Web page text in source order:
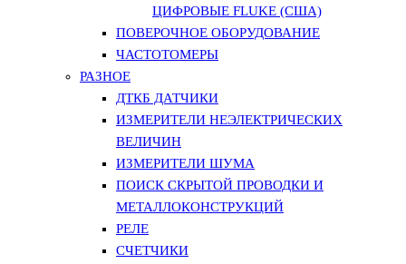
ЦИФРОВЫЕ FLUKE (США)
ПОВЕРОЧНОЕ ОБОРУДОВАНИЕ
ЧАСТОТОМЕРЫ
РАЗНОЕ
ДТКБ ДАТЧИКИ
ИЗМЕРИТЕЛИ НЕЭЛЕКТРИЧЕСКИХ
ВЕЛИЧИН
ИЗМЕРИТЕЛИ ШУМА
ПОИСК СКРЫТОЙ ПРОВОДКИ И
МЕТАЛЛОКОНСТРУКЦИЙ
РЕЛЕ
СЧЕТЧИКИ